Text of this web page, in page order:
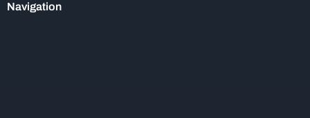
Navigation